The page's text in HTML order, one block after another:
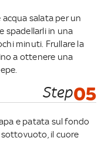
salata per un
spadellarli in una
minuti. Frullare la
a ottenere una
Step05
e patata sul fondo
il cuore